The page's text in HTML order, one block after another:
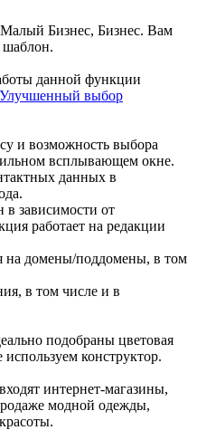
Бизнес, Бизнес. Вам
шаблон.
данной функции
Улучшенный выбор
и возможность выбора
всплывающем окне.
данных в
в зависимости от
работает на редакции
на домены/поддомены, в том
в том числе и в
подобраны цветовая
конструктор.
интернет-магазины,
модной одежды,